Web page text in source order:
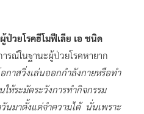
ยโรคฮีโมฟีเลีย เอ ชนิด
รณ์ในฐานะผู้ป่วยโรคหายาก
าสวิ่งเล่นออกกำลังกายหรือทำ
ห้ระมัดระวังการทำกิจกรรม
นมาตั้งแต่จำความได้ นั่นเพราะ